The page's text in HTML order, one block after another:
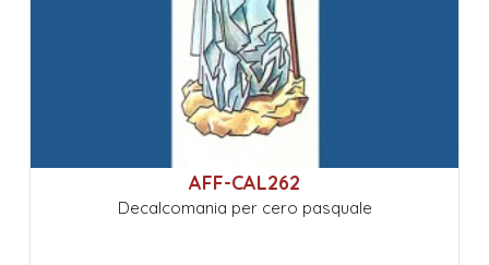
AFF-CAL262
Decalcomania per cero pasquale